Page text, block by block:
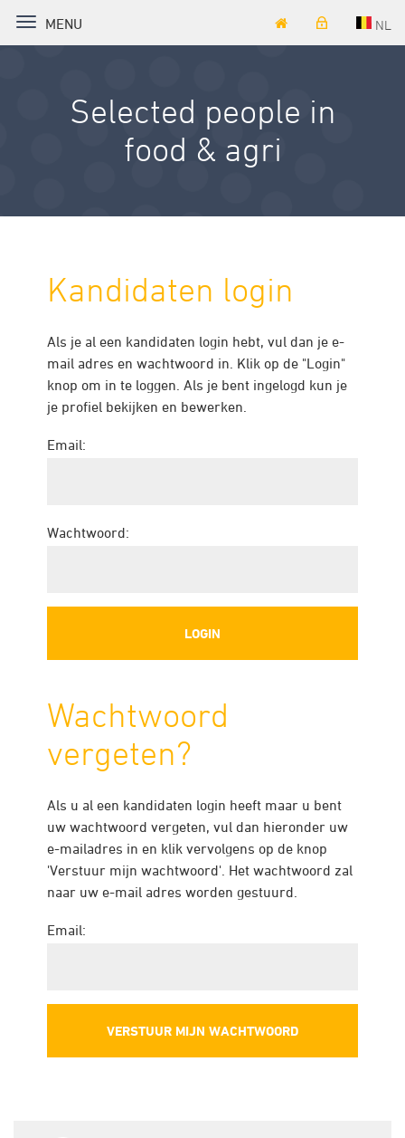
TOGGLE NAVIGATION
MENU NL
Selected people in
food & agri
Kandidaten login
Als je al een kandidaten login hebt, vul dan je e-
mail adres en wachtwoord in. Klik op de "Login"
knop om in te loggen. Als je bent ingelogd kun je
je profiel bekijken en bewerken.
Email:
Wachtwoord:
Wachtwoord
vergeten?
Als u al een kandidaten login heeft maar u bent
uw wachtwoord vergeten, vul dan hieronder uw
e-mailadres in en klik vervolgens op de knop
'Verstuur mijn wachtwoord'. Het wachtwoord zal
naar uw e-mail adres worden gestuurd.
Email: